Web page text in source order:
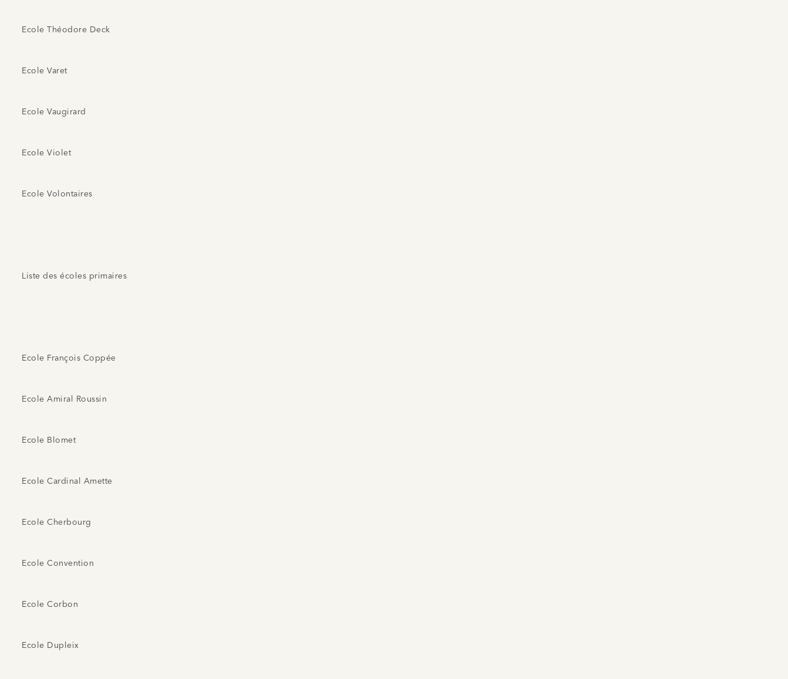
Ecole Théodore Deck
Ecole Varet
Ecole Vaugirard
Ecole Violet
Ecole Volontaires
Liste des écoles primaires
Ecole François Coppée
Ecole Amiral Roussin
Ecole Blomet
Ecole Cardinal Amette
Ecole Cherbourg
Ecole Convention
Ecole Corbon
Ecole Dupleix